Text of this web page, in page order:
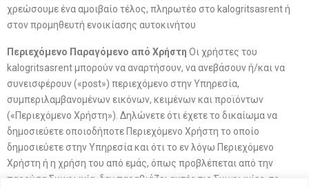
χρεώσουμε ένα αμοιβαίο τέλος, πληρωτέο στο kalogritsasrent ή
στον προμηθευτή ενοικίασης αυτοκινήτου
Περιεχόμενο Παραγόμενο από Χρήστη Οι χρήστες του
kalogritsasrent μπορούν να αναρτήσουν, να ανεβάσουν ή/και να
συνεισφέρουν («post») περιεχόμενο στην Υπηρεσία,
συμπεριλαμβανομένων εικόνων, κειμένων και προϊόντων
(«Περιεχόμενο Χρήστη»). Δηλώνετε ότι έχετε το δικαίωμα να
δημοσιεύετε οποιοδήποτε Περιεχόμενο Χρήστη το οποίο
δημοσιεύετε στην Υπηρεσία και ότι το εν λόγω Περιεχόμενο
Χρήστη ή η χρήση του από εμάς, όπως προβλέπεται από την
παρούσα Συμφωνία, δεν παραβιάζει αυτές τις Συμφωνίες, το